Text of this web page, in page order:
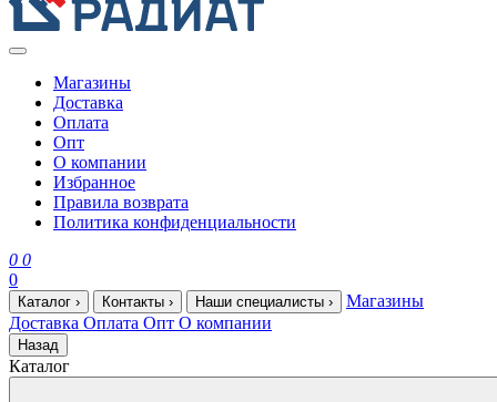
Магазины
Доставка
Оплата
Опт
О компании
Избранное
Правила возврата
Политика конфиденциальности
0 0
0
Каталог › Контакты › Наши специалисты ›
Магазины
Доставка Оплата Опт О компании
Назад
Каталог